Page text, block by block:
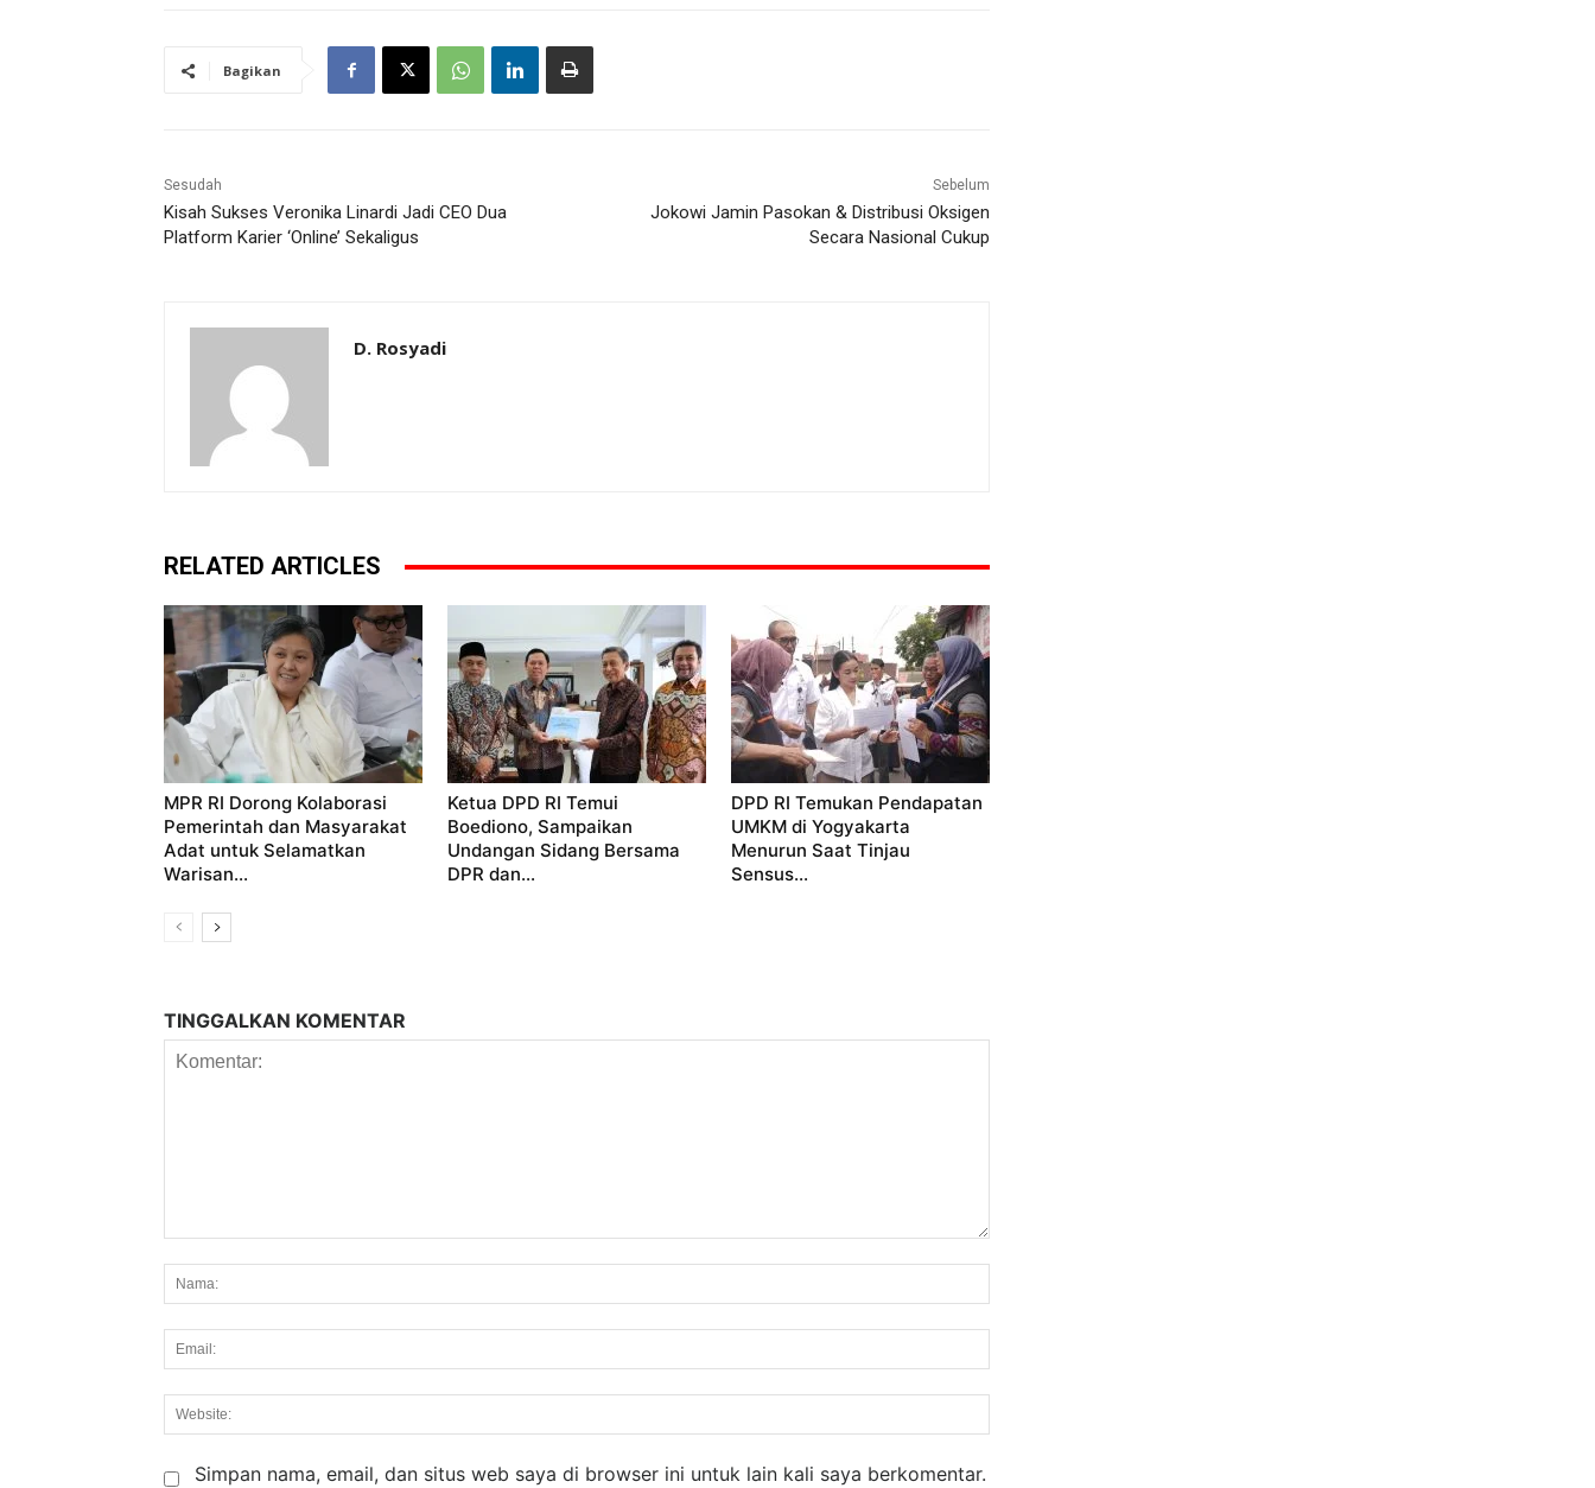
Bagikan
Sesudah
Kisah Sukses Veronika Linardi Jadi CEO Dua
Platform Karier ‘Online’ Sekaligus
Sebelum
Jokowi Jamin Pasokan & Distribusi Oksigen
Secara Nasional Cukup
D. Rosyadi
RELATED ARTICLES
MPR RI Dorong Kolaborasi
Pemerintah dan Masyarakat
Adat untuk Selamatkan
Warisan...
Ketua DPD RI Temui
Boediono, Sampaikan
Undangan Sidang Bersama
DPR dan...
DPD RI Temukan Pendapatan
UMKM di Yogyakarta
Menurun Saat Tinjau
Sensus...
TINGGALKAN KOMENTAR
Simpan nama, email, dan situs web saya di browser ini untuk lain kali saya berkomentar.